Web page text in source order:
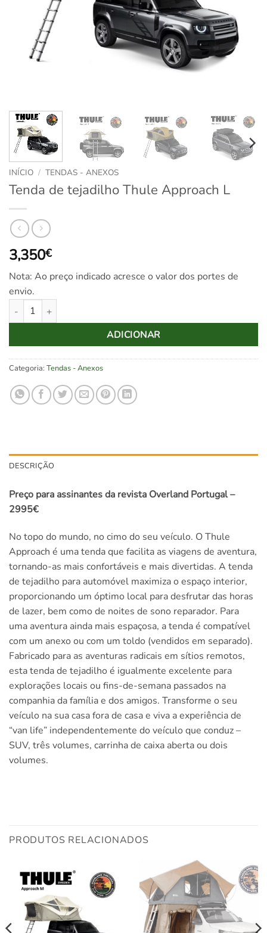
INÍCIO / TENDAS - ANEXOS
Tenda de tejadilho Thule Approach L
3,350€
Nota: Ao preço indicado acresce o valor dos portes de
envio.
Quantidade de Tenda de tejadilho Thule Approach L
ADICIONAR
Categoria: Tendas - Anexos
DESCRIÇÃO
Preço para assinantes da revista Overland Portugal –
2995€
No topo do mundo, no cimo do seu veículo. O Thule
Approach é uma tenda que facilita as viagens de aventura,
tornando-as mais confortáveis e mais divertidas. A tenda
de tejadilho para automóvel maximiza o espaço interior,
proporcionando um óptimo local para desfrutar das horas
de lazer, bem como de noites de sono reparador. Para
uma aventura ainda mais espaçosa, a tenda é compatível
com um anexo ou com um toldo (vendidos em separado).
Fabricado para as aventuras radicais em sítios remotos,
esta tenda de tejadilho é igualmente excelente para
explorações locais ou fins-de-semana passados na
companhia da família e dos amigos. Transforme o seu
veículo na sua casa fora de casa e viva a experiência de
“van life” independentemente do veículo que conduz –
SUV, três volumes, carrinha de caixa aberta ou dois
volumes.
PRODUTOS RELACIONADOS